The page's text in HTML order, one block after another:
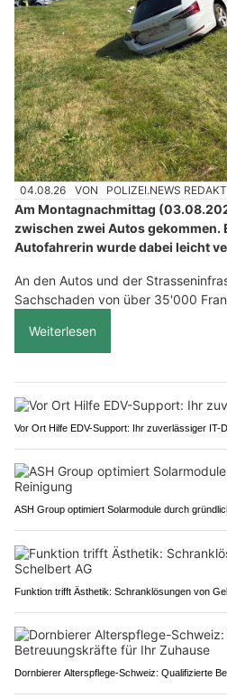
04.08.26 VON POLIZEI.NEWS
Am Montagnachmittag
zwischen zwei Autos gekommen.
Autofahrerin wurde dabei leicht
An den Autos und der
Sachschaden von über 35'000
Weiterlesen
Vor Ort Hilfe EDV-Support: Ihr zuverlässiger IT-
ASH Group optimiert Solarmodule durch
Funktion trifft Ästhetik: Schranklösungen von
Dornbierer Alterspflege-Schweiz: Qualifizierte